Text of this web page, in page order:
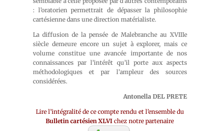
: l’oratorien permettrait de dépasser la philosophie
cartésienne dans une direction matérialiste.
La diffusion de la pensée de Malebranche au XVIIIe
siècle demeure encore un sujet à explorer, mais ce
volume constitue une avancée importante de nos
connaissances par l’intérêt qu’il porte aux aspects
méthodologiques et par l’ampleur des sources
considérées.
Antonella DEL PRETE
Lire l’intégralité de ce compte rendu et l’ensemble du
Bulletin cartésien XLVIchez notre partenaire